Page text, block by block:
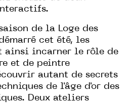
de la Loge des
cet été, les
ainsi incarner le rôle de
et de peintre
autant de secrets
de l'âge d'or des
Deux ateliers